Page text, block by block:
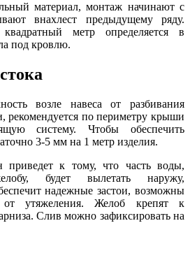
материал, монтаж начинают с
внахлест предыдущему ряду.
метр определяется в
под кровлю.
возле навеса от разбивания
рекомендуется по периметру крыши
систему. Чтобы обеспечить
3-5 мм на 1 метр изделия.
приведет к тому, что часть воды,
будет вылетать наружу,
надежные застои, возможны
утяжеления. Желоб крепят к
Слив можно зафиксировать на